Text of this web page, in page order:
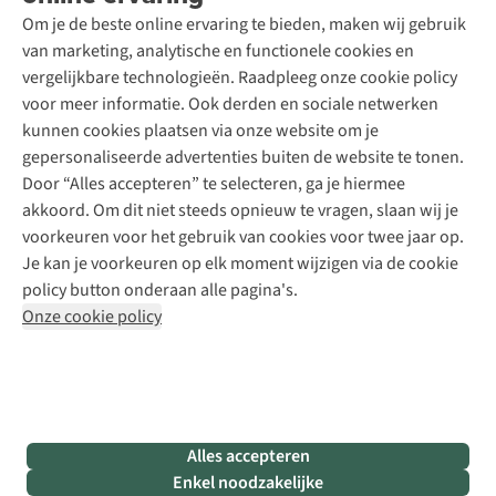
Om je de beste online ervaring te bieden, maken wij gebruik
van marketing, analytische en functionele cookies en
vergelijkbare technologieën. Raadpleeg onze cookie policy
voor meer informatie. Ook derden en sociale netwerken
kunnen cookies plaatsen via onze website om je
gepersonaliseerde advertenties buiten de website te tonen.
Door “Alles accepteren” te selecteren, ga je hiermee
akkoord. Om dit niet steeds opnieuw te vragen, slaan wij je
voorkeuren voor het gebruik van cookies voor twee jaar op.
Je kan je voorkeuren op elk moment wijzigen via de cookie
policy button onderaan alle pagina's.
Onze cookie policy
Alles accepteren
Enkel noodzakelijke
Schoenonderhoud
Schoenherstelling
Kledingherstelling
Retouches
Voor bedrijven
Explore Academy
Explore Camp
Gear Check
Inspiratie & advies
Meld je aan voor de nieuwsbrief
Follow us
Disclaimer Privacy Policy
Algemene voorwaarden
Cookie Policy